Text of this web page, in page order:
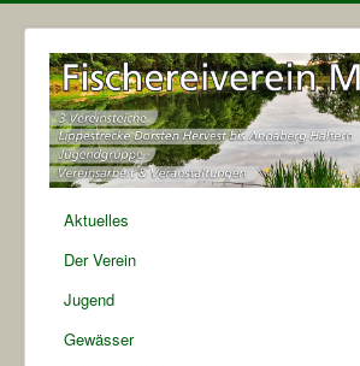
Aktuelles
Der Verein
Jugend
Gewässer